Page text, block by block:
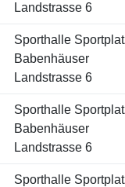
Landstrasse 6
Sporthalle
Babenhäuser
Landstrasse 6
Sporthalle
Babenhäuser
Landstrasse 6
Sporthalle